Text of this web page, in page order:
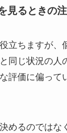
見るときの
立ちますが、
同じ状況の人
評価に偏って
めるのではな